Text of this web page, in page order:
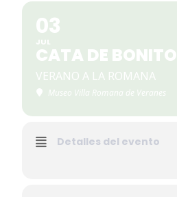
03
JUL
CATA DE BONITO
VERANO A LA ROMANA
Museo Villa Romana de Veranes
Detalles del evento